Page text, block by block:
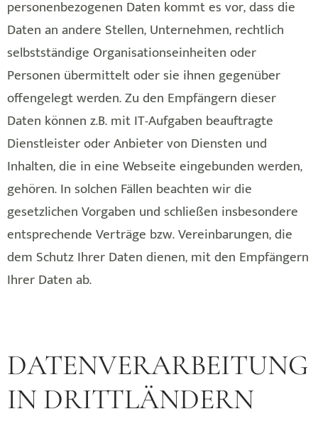
personenbezogenen Daten kommt es vor, dass die
Daten an andere Stellen, Unternehmen, rechtlich
selbstständige Organisationseinheiten oder
Personen übermittelt oder sie ihnen gegenüber
offengelegt werden. Zu den Empfängern dieser
Daten können z.B. mit IT-Aufgaben beauftragte
Dienstleister oder Anbieter von Diensten und
Inhalten, die in eine Webseite eingebunden werden,
gehören. In solchen Fällen beachten wir die
gesetzlichen Vorgaben und schließen insbesondere
entsprechende Verträge bzw. Vereinbarungen, die
dem Schutz Ihrer Daten dienen, mit den Empfängern
Ihrer Daten ab.
DATENVERARBEITUNG
IN DRITTLÄNDERN